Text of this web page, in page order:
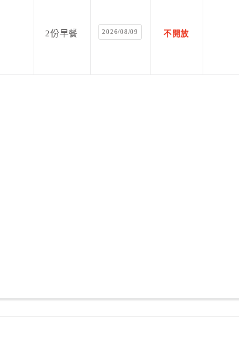
2份早餐 2026/08/09 不開放